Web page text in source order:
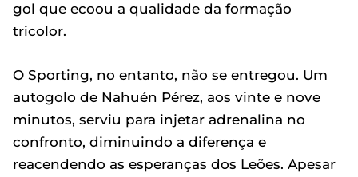
gol que ecoou a qualidade da formação
tricolor.
O Sporting, no entanto, não se entregou. Um
autogolo de Nahuén Pérez, aos vinte e nove
minutos, serviu para injetar adrenalina no
confronto, diminuindo a diferença e
reacendendo as esperanças dos Leões. Apesar